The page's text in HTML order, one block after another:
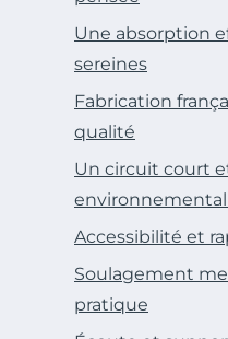
Une absorption
sereines
Fabrication
qualité
Un circuit court
Accessibilité et
Soulagement
pratique